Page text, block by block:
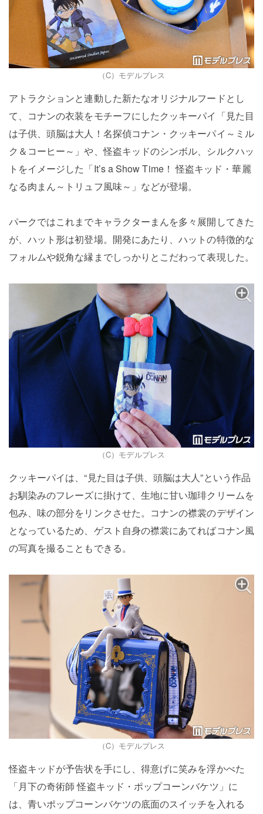
（C）モデルプレス
アトラクションと連動した新たなオリジナルフードとし
て、コナンの衣装をモチーフにしたクッキーパイ「見た目
は子供、頭脳は大人！名探偵コナン・クッキーパイ～ミル
ク＆コーヒー～」や、怪盗キッドのシンボル、シルクハッ
トをイメージした「It’s a Show Time！ 怪盗キッド・華麗
なる肉まん～トリュフ風味～」などが登場。
パークではこれまでキャラクターまんを多々展開してきた
が、ハット形は初登場。開発にあたり、ハットの特徴的な
フォルムや鋭角な縁までしっかりとこだわって表現した。
（C）モデルプレス
クッキーパイは、“見た目は子供、頭脳は大人”という作品
お馴染みのフレーズに掛けて、生地に甘い珈琲クリームを
包み、味の部分をリンクさせた。コナンの襟裳のデザイン
となっているため、ゲスト自身の襟裳にあてればコナン風
の写真を撮ることもできる。
（C）モデルプレス
怪盗キッドが予告状を手にし、得意げに笑みを浮かべた
「月下の奇術師 怪盗キッド・ポップコーンバケツ」に
は、青いポップコーンバケツの底面のスイッチを入れる